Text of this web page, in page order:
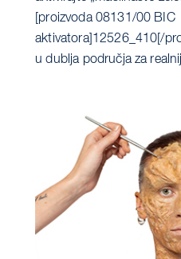
[proizvoda 08131/00 BIC
aktivatora]12526_410[/
u dublja područja za